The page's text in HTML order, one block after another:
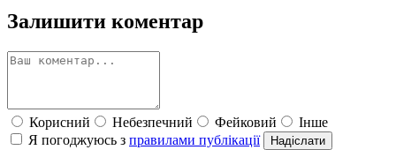
Залишити коментар
Корисний Небезпечний Фейковий
Інше
Я погоджуюсь з правилами публікації Надіслати